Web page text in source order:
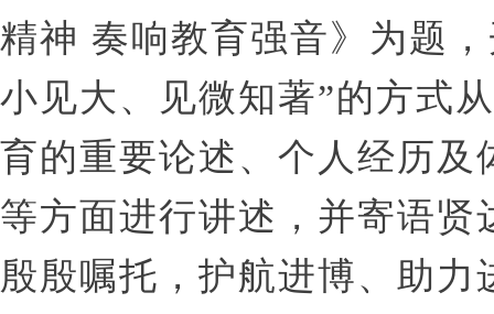
精神 奏响教育强音》为题
小见大、见微知著”的方式
育的重要论述、个人经历
等方面进行讲述，并寄语
殷殷嘱托，护航进博、助力